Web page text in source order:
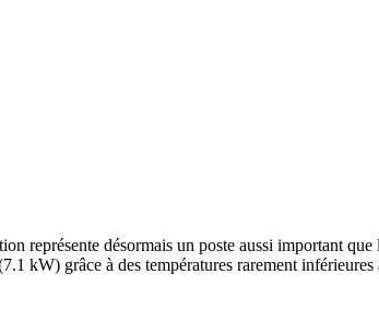
représente désormais un poste aussi important
kW) grâce à des températures rarement